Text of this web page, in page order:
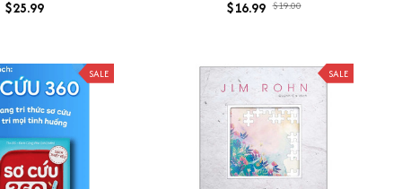
$25.99
$16.99 $19.00
SALE SALE